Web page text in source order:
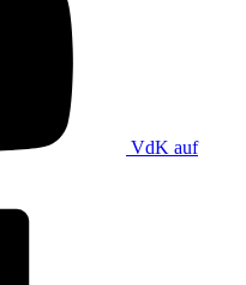
VdK auf